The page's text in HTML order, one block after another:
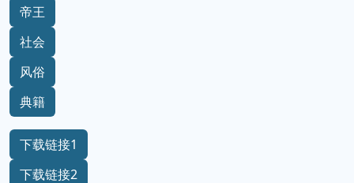
帝王
社会
风俗
典籍
下载链接1
下载链接2